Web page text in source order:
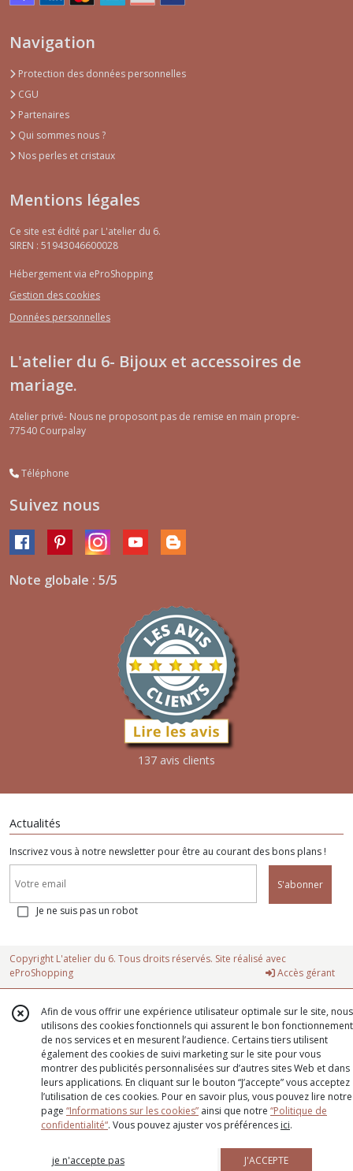
Navigation
Protection des données personnelles
CGU
Partenaires
Qui sommes nous ?
Nos perles et cristaux
Mentions légales
Ce site est édité par L'atelier du 6.
SIREN : 51943046600028
Hébergement via eProShopping
Gestion des cookies
Données personnelles
L'atelier du 6- Bijoux et accessoires de
mariage.
Atelier privé- Nous ne proposont pas de remise en main propre-
77540 Courpalay
Téléphone
Suivez nous
Note globale : 5/5
137 avis clients
Actualités
Inscrivez vous à notre newsletter pour être au courant des bons plans !
S'abonner
Je ne suis pas un robot
Copyright L'atelier du 6. Tous droits réservés. Site réalisé avec
eProShopping
Accès gérant
Afin de vous offrir une expérience utilisateur optimale sur le site, nous
utilisons des cookies fonctionnels qui assurent le bon fonctionnement
de nos services et en mesurent l’audience. Certains tiers utilisent
également des cookies de suivi marketing sur le site pour vous
montrer des publicités personnalisées sur d’autres sites Web et dans
leurs applications. En cliquant sur le bouton “J’accepte” vous acceptez
l’utilisation de ces cookies. Pour en savoir plus, vous pouvez lire notre
page “Informations sur les cookies” ainsi que notre “Politique de
confidentialité“. Vous pouvez ajuster vos préférences ici.
je n'accepte pas J'ACCEPTE